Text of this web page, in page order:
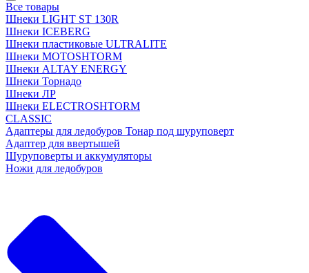
Все товары
Шнеки LIGHT ST 130R
Шнеки ICEBERG
Шнеки пластиковые ULTRALITE
Шнеки MOTOSHTORM
Шнеки ALTAY ENERGY
Шнеки Торнадо
Шнеки ЛР
Шнеки ELECTROSHTORM
CLASSIC
Адаптеры для ледобуров Тонар под шуруповерт
Адаптер для ввертышей
Шуруповерты и аккумуляторы
Ножи для ледобуров